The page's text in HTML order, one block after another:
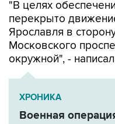
Ярославля в
Московского
окружной", -
ХРОНИКА
Военная